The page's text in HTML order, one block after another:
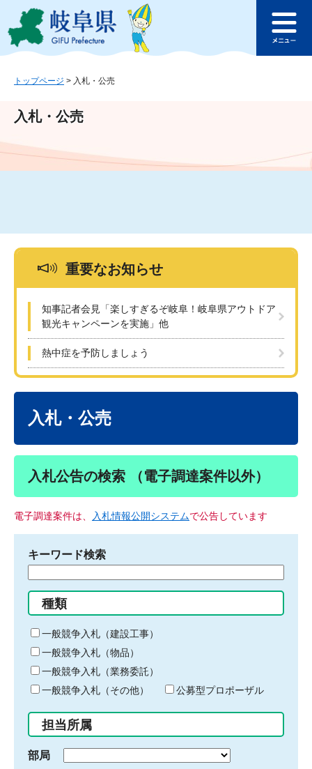
ジ
ュ
文
このページの本文へ
ュ
トップページ > 入札・公売
入札・公売
重要なお知らせ
知事記者会見「楽しすぎるぞ岐阜！岐阜県アウトドア
観光キャンペーンを実施」他
熱中症を予防しましょう
入札・公売
入札公告の検索 （電子調達案件以外）
電子調達案件は、 入札情報公開システムで公告しています
キーワード検索
る
キ
ー
ワ
ー
ド
入
力
種類
一般競争入札（建設工事）
一般競争入札（物品）
一般競争入札（業務委託）
一般競争入札（その他）
公募型プロポーザル
担当所属
部局